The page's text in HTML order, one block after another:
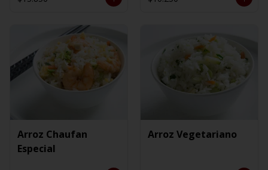
Arroz Chaufan
Especial
Arroz Vegetariano